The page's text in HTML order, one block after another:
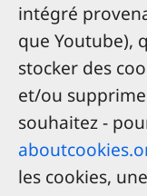
intégré
que Youtube),
stocker des
et/ou
souhaitez -
les cookies,